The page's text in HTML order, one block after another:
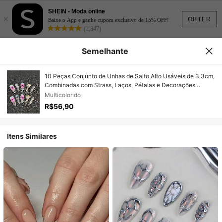
OBTER
×
SHEIN - Moda online
Baixe o App e ganhe cupom exclusivo de 15% OFF!
(2,847)
Semelhante
10 Peças Conjunto de Unhas de Salto Alto Usáveis de 3,3cm,
Combinadas com Strass, Laços, Pétalas e Decorações
Manchadas, Adequadas para Mulheres e Meninas, Dia dos
Namorados, Festas, Festivais e Uso Diário. Acessórios de
Unhas, Kit de Unhas Acrílicas, Incluindo Kit, Arte de Unhas
Multicolorido
R$56,90
Itens Similares